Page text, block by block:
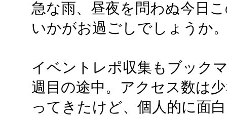
急な雨、昼夜を問わぬ今日
いかがお過ごしでしょうか
イベントレポ収集もブック
週目の途中。アクセス数は
ってきたけど、個人的に面